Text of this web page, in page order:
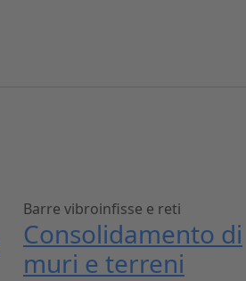
Barre vibroinfisse e reti
Consolidamento di
muri e terreni